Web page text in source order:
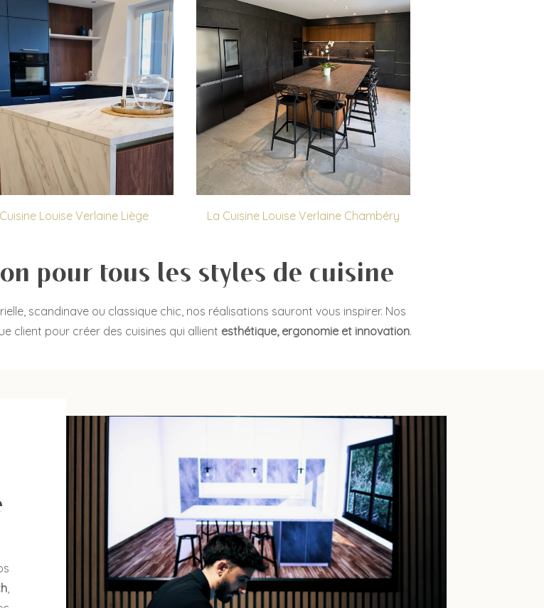
Louise Verlaine Liège La Cuisine Louise Verlaine Chambéry
pour tous les styles de cuisine
scandinave ou classique chic, nos réalisations sauront vous inspirer. Nos
client pour créer des cuisines qui allient esthétique, ergonomie et innovation.
,